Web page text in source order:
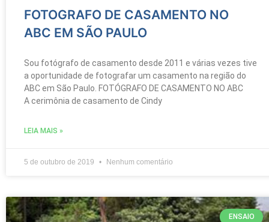
FOTOGRAFO DE CASAMENTO NO
ABC EM SÃO PAULO
Sou fotógrafo de casamento desde 2011 e várias vezes tive
a oportunidade de fotografar um casamento na região do
ABC em São Paulo. FOTÓGRAFO DE CASAMENTO NO ABC
A cerimônia de casamento de Cindy
LEIA MAIS »
5 de outubro de 2019 Nenhum comentário
ENSAIO